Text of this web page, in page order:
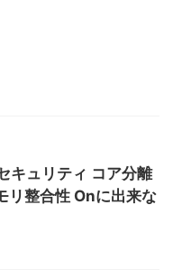
キュリティ コア分離
整合性 Onに出来な